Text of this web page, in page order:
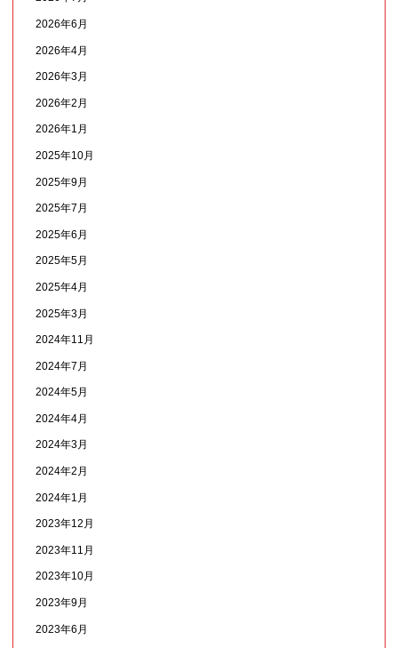
2026年6月
2026年4月
2026年3月
2026年2月
2026年1月
2025年10月
2025年9月
2025年7月
2025年6月
2025年5月
2025年4月
2025年3月
2024年11月
2024年7月
2024年5月
2024年4月
2024年3月
2024年2月
2024年1月
2023年12月
2023年11月
2023年10月
2023年9月
2023年6月